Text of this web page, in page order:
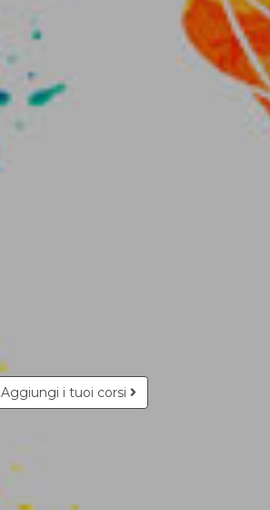
Aggiungi i tuoi corsi